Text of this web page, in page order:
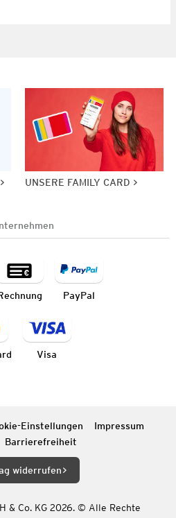
UNSERE FAMILY CARD
PayPal
Visa
Einstellungen
Impressum
Barrierefreiheit
widerrufen
& Co. KG 2026. © Alle Rechte